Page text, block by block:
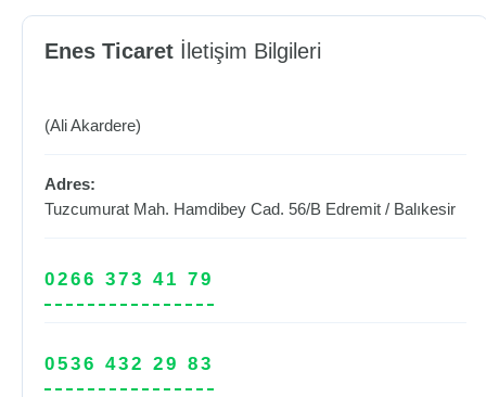
Enes Ticaret İletişim Bilgileri
(Ali Akardere)
Adres:
Tuzcumurat Mah. Hamdibey Cad. 56/B Edremit / Balıkesir
0266 373 41 79
0536 432 29 83